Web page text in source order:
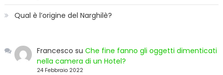
Qual è l’origine del Narghilè?
Francesco suChe fine fanno gli oggetti dimenticati
nella camera di un Hotel?
24 Febbraio 2022